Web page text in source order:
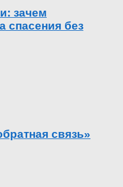
зачем
спасения без
связь»